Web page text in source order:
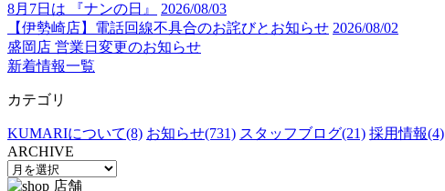
8月7日は 『ナンの日』
2026/08/03
【伊勢崎店】電話回線不具合のお詫びとお知らせ 2026/08/02
盛岡店 営業日変更のお知らせ
新着情報一覧
カテゴリ
KUMARIについて(8) お知らせ(731) スタッフブログ(21) 採用情報(4)
ARCHIVE